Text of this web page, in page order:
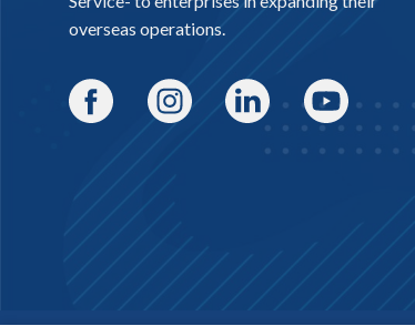
overseas operations.